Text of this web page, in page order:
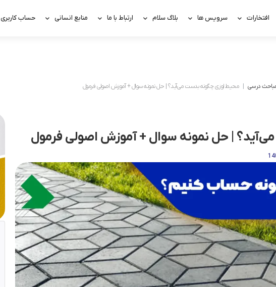
افتخارات سرویس ها بلاگ سلام ارتباط با ما منابع انسانی حساب کاربری
درسی محیط لوزی چگونه بدست می‌آید؟ | حل نمونه سوال + آموزش اصولی فرمول
| حل نمونه سوال + آموزش اصولی فرمول